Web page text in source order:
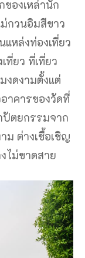
องเหล่านัก
ม่กวนอิมสีขาว
หล่งท่องเที่ยว
ที่ยว ที่เที่ยว
งดงามตั้งแต่
าคารของวัดที่
ปัตยกรรมจาก
ม ต่างเชื้อเชิญ
ไม่ขาดสาย